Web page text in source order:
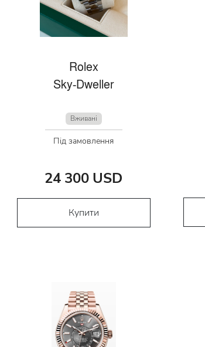
Rolex
Sky-Dweller
Вживані
Під замовлення
24 300 USD
Купити